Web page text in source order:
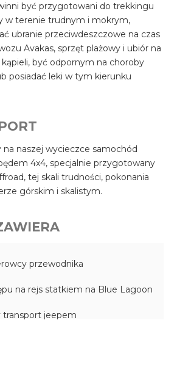
być przygotowani do trekkingu
w terenie trudnym i mokrym,
ubranie przeciwdeszczowe na czas
Avakas, sprzęt plażowy i ubiór na
kąpieli, być odpornym na choroby
posiadać leki w tym kierunku
naszej wycieczce samochód
4x4, specjalnie przygotowany
tej skali trudności, pokonania
górskim i skalistym.
przewodnika
na rejs statkiem na Blue Lagoon
transport jeepem